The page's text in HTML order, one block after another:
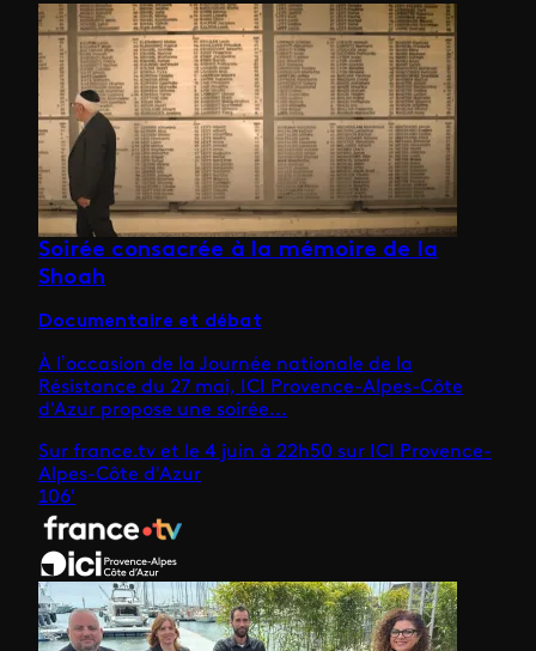
Soirée consacrée à la mémoire de la
Shoah
Documentaire et débat
À l’occasion de la Journée nationale de la
Résistance du 27 mai, ICI Provence-Alpes-Côte
d'Azur propose une soirée...
Sur france.tv et le 4 juin à 22h50 sur ICI Provence-
Alpes-Côte d'Azur
106'